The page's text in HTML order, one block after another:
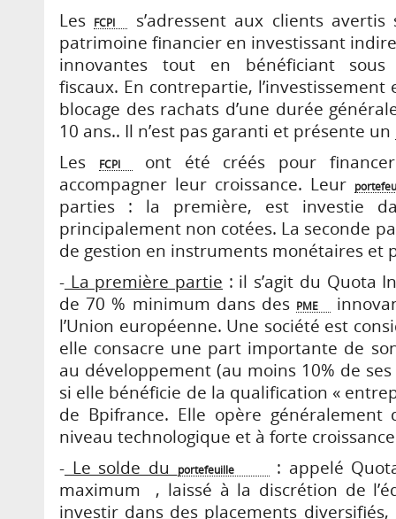
Les
FCPI
s’adressent aux clients
patrimoine financier en investissant
innovantes tout en bénéficiant sous
fiscaux. En contrepartie,
blocage des rachats d’une durée
10 ans.. Il n’est pas garanti et présente un
Les FCPI
ont été créés pour
accompagner leur croissance. Leur
parties : la première, est investie
principalement non cotées. La seconde
de gestion en instruments monétaires et
- La première partie : il s’agit du Quota
de 70 % minimum dans des PME
l’Union européenne. Une société est
elle consacre une part importante de
au développement (au moins 10% de
si elle bénéficie de la qualification «
de Bpifrance. Elle opère
niveau technologique et à forte
- Le solde du portefeuille
: appelé
maximum , laissé à la discrétion de
investir dans des placements